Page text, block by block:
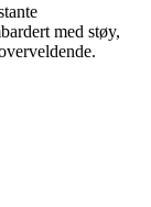
med støy,